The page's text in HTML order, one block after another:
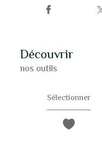
découvrir
nos outils
Sélectionner